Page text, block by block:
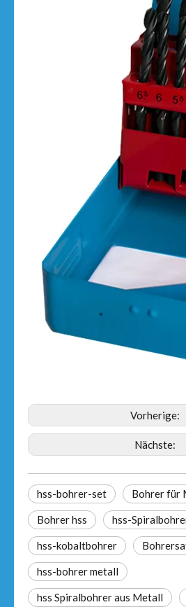
Vorherige:
Nächste:
hss-bohrer-set Bohrer für
Bohrer hss hss-
hss-kobaltbohrer
hss-bohrer metall
hss Spiralbohrer aus Metall